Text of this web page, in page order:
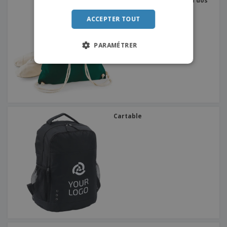
Cartable
ITALIAN
ACCEPTER TOUT
PARAMÉTRER